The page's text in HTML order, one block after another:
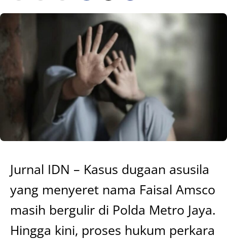
Jurnal IDN – Kasus dugaan asusila
yang menyeret nama Faisal Amsco
masih bergulir di Polda Metro Jaya.
Hingga kini, proses hukum perkara